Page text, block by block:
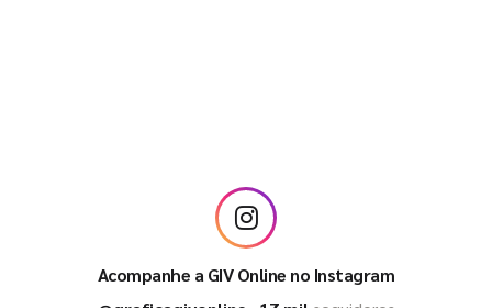
Acompanhe a GIV Online no Instagram